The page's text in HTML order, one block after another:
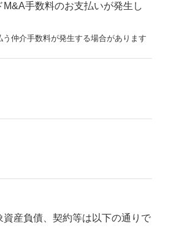
M&A手数料のお支払いが発生し
仲介手数料が発生する場合があります
産負債、契約等は以下の通りで